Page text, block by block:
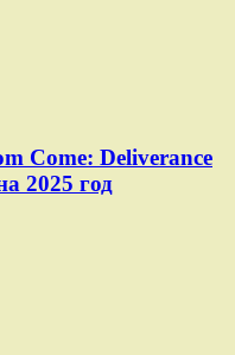
Come: Deliverance
2025 год